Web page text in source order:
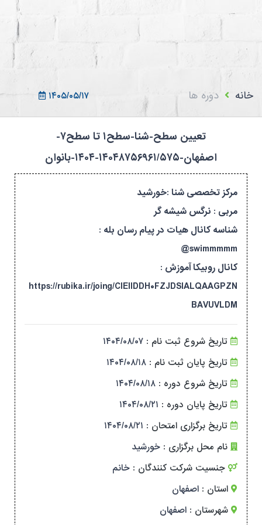
۱۴۰۵/۰۵/۱۷
خانه دوره ها
تعیین سطح-شنا-سطح۱ تا سطح۷-
اصفهان-۱۴۰۴۸۷۵۶۹۶۱/۵۷۵-۱۴۰۴-بانوان
مرکز تخصصی شنا :خورشید
مربی : نرگس شیشه گر
شناسه کانال هیات در پیام رسان بله :
swimmmmm@
کانال روبیکا آموزش :
https://rubika.ir/joing/CIEIIDDH۰FZJDSIALQAAGPZN
BAVUVLDM
تاریخ شروع ثبت نام : ۱۴۰۴/۰۸/۰۷
تاریخ پایان ثبت نام : ۱۴۰۴/۰۸/۱۸
تاریخ شروع دوره : ۱۴۰۴/۰۸/۱۸
تاریخ پایان دوره : ۱۴۰۴/۰۸/۲۱
تاریخ برگزاری امتحان : ۱۴۰۴/۰۸/۲۱
نام محل برگزاری : خورشید
جنسیت شرکت کنندگان : خانم
استان : اصفهان
شهرستان : اصفهان